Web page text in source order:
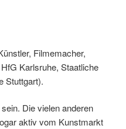
Filmemacher,
Karlsruhe, Staatliche
Stuttgart).
Die vielen anderen
aktiv vom Kunstmarkt